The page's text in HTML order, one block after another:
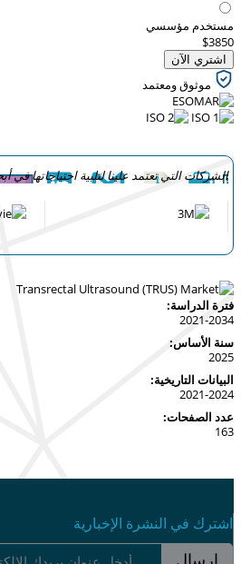
مستخدم مؤسسي
$3850
اشتري الآن
موثوق ومعتمد
الشركات التي تعتمد علينا لتلبية احتياجاتها في
فترة الدراسة:
2021-2034
سنة الأساس:
2025
البيانات التاريخية:
2021-2024
عدد الصفحات:
163
اشترك في النشرة الإخبارية
إرسال